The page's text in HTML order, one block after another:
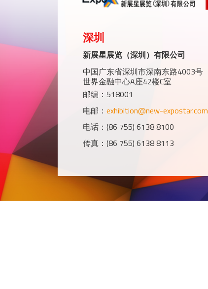
深圳
新展星展览（深圳）有限公司
中国广东省深圳市深南东路4003号
世界金融中心A座42楼C室
邮编：518001
电邮： exhibition@new-expostar.com
电话：(86 755) 6138 8100
传真：(86 755) 6138 8113